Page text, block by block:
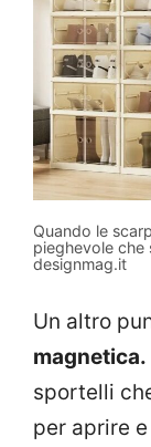
Quando le
pieghevole che
designmag.it
Un altro
magnetica.
sportelli
per aprire